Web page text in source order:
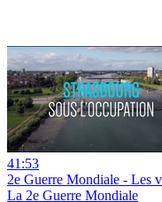
41:53
2e Guerre Mondiale - Les
La 2e Guerre Mondiale